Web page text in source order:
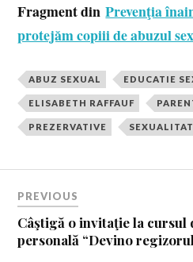
Fragment dinPrevenţia
protejăm copiii de abuzul
ABUZ SEXUAL EDUCATIE
ELISABETH RAFFAUF
PREZERVATIVE
PREVIOUS
Câştigă o invitaţie la cursul
personală “Devino